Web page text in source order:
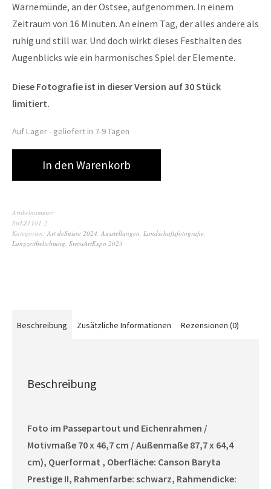
Warnemünde, an der Ostsee, aufgenommen. In einem
Zeitraum von 16 Minuten. An einem Tag, der alles andere als
ruhig und still war. Und doch wirkt dieses Festhalten des
Augenblicks wie ein harmonisches Spiel der Elemente.
Diese Fotografie ist in dieser Version auf 30 Stück
limitiert.
Auf Lager - geliefert in 7-9 Tagen
In den Warenkorb
Artikelnummer:
StrLZ1101-2
Kategorien: Art deSuisse 2024, Ausstellungen, Landschaftsfotografie,
Langzeitbelichtung, SwissArtExpo 2023
Beschreibung Zusätzliche Informationen Rezensionen (0)
Beschreibung
Foto im Passepartout und Eichenrahmen /
Motivmaße 70 x 46,7 cm / Außenmaße 87,7 x 64,4
cm), Querformat , Oberfläche: Canson Baryta
Prestige II, Rahmenfarbe: schwarz, Rahmendicke: